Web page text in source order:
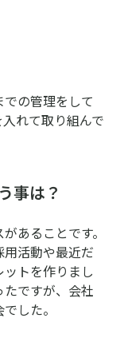
の管理をして
れて取り組んで
事は？
あることです。
活動や最近だ
トを作りまし
ですが、会社
した。